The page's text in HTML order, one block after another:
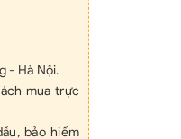
- Hà Nội.
mua trực
bảo hiểm